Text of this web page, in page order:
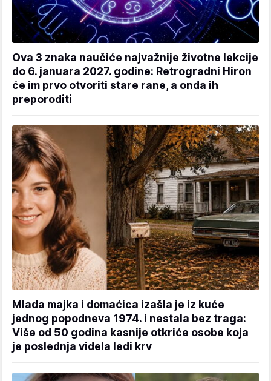
Ova 3 znaka naučiće najvažnije životne lekcije
do 6. januara 2027. godine: Retrogradni Hiron
će im prvo otvoriti stare rane, a onda ih
preporoditi
Mlada majka i domaćica izašla je iz kuće
jednog popodneva 1974. i nestala bez traga:
Više od 50 godina kasnije otkriće osobe koja
je poslednja videla ledi krv